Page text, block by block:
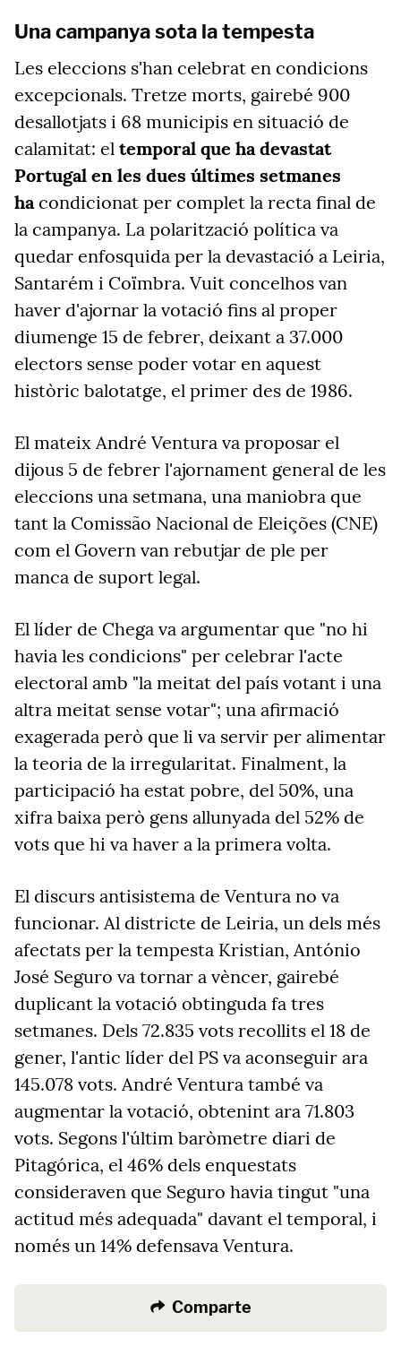
Una campanya sota la tempesta
Les eleccions s'han celebrat en condicions
excepcionals. Tretze morts, gairebé 900
desallotjats i 68 municipis en situació de
calamitat: el temporal que ha devastat
Portugal en les dues últimes setmanes
hacondicionat per complet la recta final de
la campanya. La polarització política va
quedar enfosquida per la devastació a Leiria,
Santarém i Coïmbra. Vuit concelhos van
haver d'ajornar la votació fins al proper
diumenge 15 de febrer, deixant a 37.000
electors sense poder votar en aquest
històric balotatge, el primer des de 1986.
El mateix André Ventura va proposar el
dijous 5 de febrer l'ajornament general de les
eleccions una setmana, una maniobra que
tant la Comissão Nacional de Eleições (CNE)
com el Govern van rebutjar de ple per
manca de suport legal.
El líder de Chega va argumentar que "no hi
havia les condicions" per celebrar l'acte
electoral amb "la meitat del país votant i una
altra meitat sense votar"; una afirmació
exagerada però que li va servir per alimentar
la teoria de la irregularitat. Finalment, la
participació ha estat pobre, del 50%, una
xifra baixa però gens allunyada del 52% de
vots que hi va haver a la primera volta.
El discurs antisistema de Ventura no va
funcionar. Al districte de Leiria, un dels més
afectats per la tempesta Kristian, António
José Seguro va tornar a vèncer, gairebé
duplicant la votació obtinguda fa tres
setmanes. Dels 72.835 vots recollits el 18 de
gener, l'antic líder del PS va aconseguir ara
145.078 vots. André Ventura també va
augmentar la votació, obtenint ara 71.803
vots. Segons l'últim baròmetre diari de
Pitagórica, el 46% dels enquestats
consideraven que Seguro havia tingut "una
actitud més adequada" davant el temporal, i
només un 14% defensava Ventura.
Comparte